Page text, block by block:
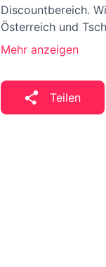
Discountbereich.
Österreich und
Mehr anzeigen
Teilen